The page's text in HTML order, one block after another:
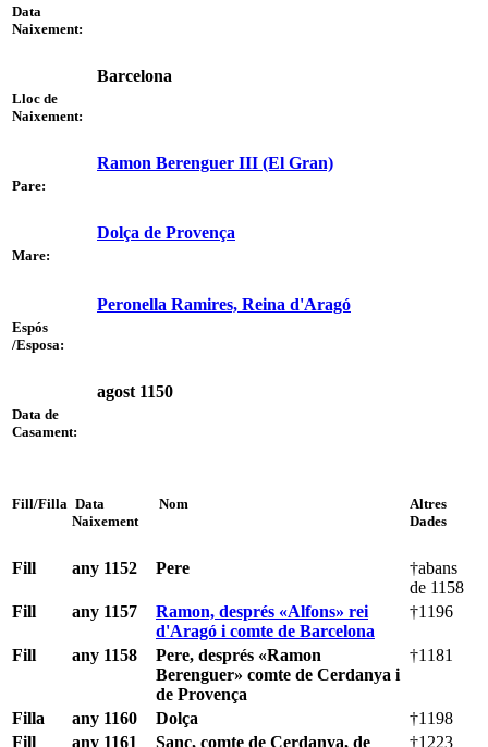
Data
Naixement:
Lloc de
Naixement:
Barcelona
Pare:
Ramon Berenguer III (El Gran)
Mare:
Dolça de Provença
Espós
/Esposa:
Peronella Ramires, Reina d'Aragó
Data de
Casament:
agost 1150
Fill/Filla Data
Naixement
Nom
Altres
Dades
Fill any 1152 Pere
†abans
de 1158
Fill
any 1157
Ramon, després «Alfons» rei
d'Aragó i comte de Barcelona
†1196
Fill any 1158
Pere, després «Ramon
Berenguer» comte de Cerdanya i
de Provença
†1181
Filla any 1160 Dolça
†1198
Fill
any 1161 Sanç, comte de Cerdanya, de †1223